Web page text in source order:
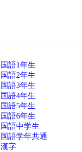
国語1年生
国語2年生
国語3年生
国語4年生
国語5年生
国語6年生
国語中学生
国語学年共通
漢字